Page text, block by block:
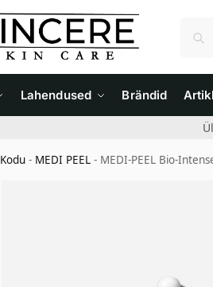
Lahendused Brändid
Kodu - MEDI PEEL - MEDI-PEEL Bio-